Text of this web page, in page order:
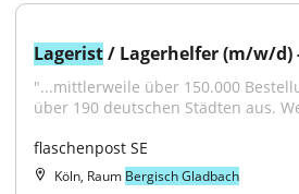
Lagerist / Lagerhelfer (m/w/d)
"...mittlerweile über 150.000
über 190 deutschen Städten aus.
flaschenpost SE
Köln, Raum Bergisch Gladbach